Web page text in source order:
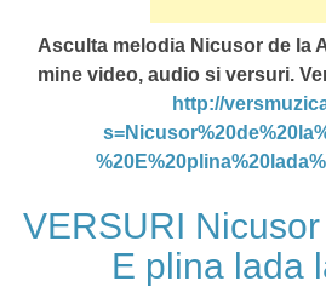
Asculta melodia Nicusor de la
mine video, audio si versuri.
http://
VERSURI
E plina lada